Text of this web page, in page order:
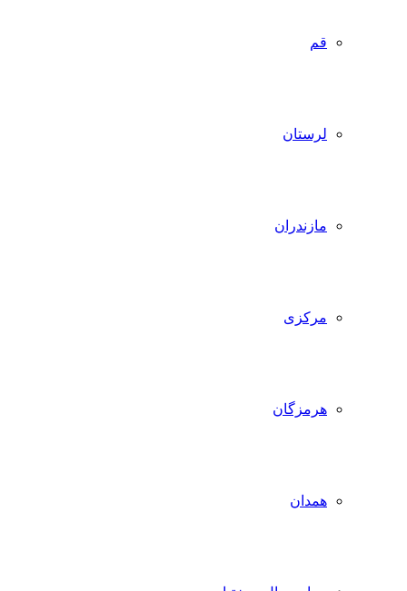
قم
لرستان
مازندران
مرکزی
هرمزگان
همدان